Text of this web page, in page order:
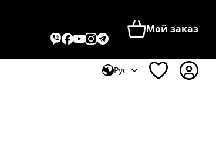
Мой заказ
Рус